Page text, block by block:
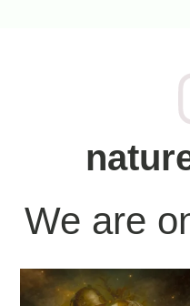
We are
“C`è un momento in cui il mondo
sembra trattenere